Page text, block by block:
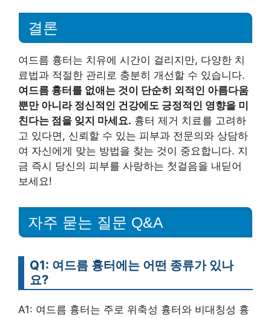
결론
여드름 흉터는 치유에 시간이 걸리지만, 다양한 치
료법과 적절한 관리로 충분히 개선할 수 있습니다.
여드름 흉터를 없애는 것이 단순히 외적인 아름다움
뿐만 아니라 정신적인 건강에도 긍정적인 영향을 미
친다는 점을 잊지 마세요. 흉터 제거 치료를 고려하
고 있다면, 신뢰할 수 있는 피부과 전문의와 상담하
여 자신에게 맞는 방법을 찾는 것이 중요합니다. 지
금 즉시 당신의 피부를 사랑하는 첫걸음을 내딛어
보세요!
자주 묻는 질문 Q&A
Q1: 여드름 흉터에는 어떤 종류가 있나
요?
A1: 여드름 흉터는 주로 위축성 흉터와 비대칭성 흉